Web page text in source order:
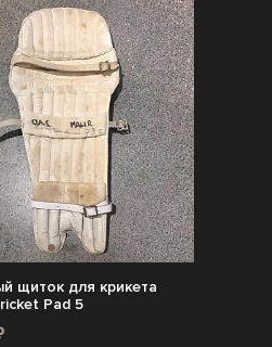
щиток для крикета
Pad 5